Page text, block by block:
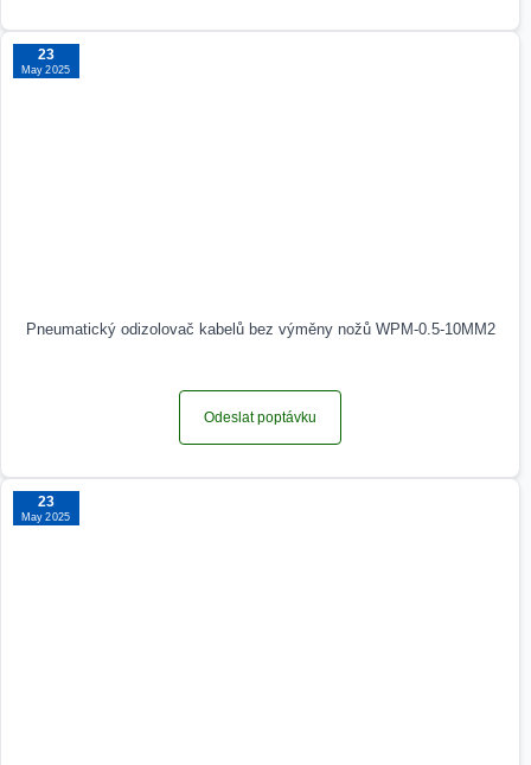
23
May 2025
Pneumatický odizolovač kabelů bez výměny nožů WPM-0.5-10MM2
Odeslat poptávku
23
May 2025